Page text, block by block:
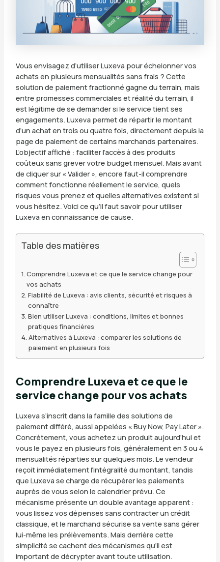
Vous envisagez d’utiliser Luxeva pour échelonner vos
achats en plusieurs mensualités sans frais ? Cette
solution de paiement fractionné gagne du terrain, mais
entre promesses commerciales et réalité du terrain, il
est légitime de se demander si le service tient ses
engagements. Luxeva permet de répartir le montant
d’un achat en trois ou quatre fois, directement depuis la
page de paiement de certains marchands partenaires.
L’objectif affiché : faciliter l’accès à des produits
coûteux sans grever votre budget mensuel. Mais avant
de cliquer sur « Valider », encore faut-il comprendre
comment fonctionne réellement le service, quels
risques vous prenez et quelles alternatives existent si
vous hésitez. Voici ce qu’il faut savoir pour utiliser
Luxeva en connaissance de cause.
Table des matières
Comprendre Luxeva et ce que le service change pour
vos achats
Fiabilité de Luxeva : avis clients, sécurité et risques à
connaître
Bien utiliser Luxeva : conditions, limites et bonnes
pratiques financières
Alternatives à Luxeva : comparer les solutions de
paiement en plusieurs fois
Comprendre Luxeva et ce que le
service change pour vos achats
Luxeva s’inscrit dans la famille des solutions de
paiement différé, aussi appelées « Buy Now, Pay Later ».
Concrètement, vous achetez un produit aujourd’hui et
vous le payez en plusieurs fois, généralement en 3 ou 4
mensualités réparties sur quelques mois. Le vendeur
reçoit immédiatement l’intégralité du montant, tandis
que Luxeva se charge de récupérer les paiements
auprès de vous selon le calendrier prévu. Ce
mécanisme présente un double avantage apparent :
vous lissez vos dépenses sans contracter un crédit
classique, et le marchand sécurise sa vente sans gérer
lui-même les prélèvements. Mais derrière cette
simplicité se cachent des mécanismes qu’il est
important de décrypter avant toute utilisation.